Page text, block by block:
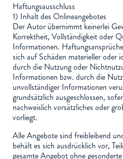
Haftungsausschluss
1) Inhalt des Onlineangebotes
Der Autor übernimmt keinerlei
Korrektheit, Vollständigkeit oder
Informationen.
sich auf Schäden materieller oder
durch die Nutzung oder
Informationen bzw. durch die
unvollständiger Informationen
grundsätzlich ausgeschlossen,
nachweislich vorsätzliches oder
vorliegt.
Alle Angebote sind freibleibend
behält es sich ausdrücklich vor,
gesamte Angebot ohne